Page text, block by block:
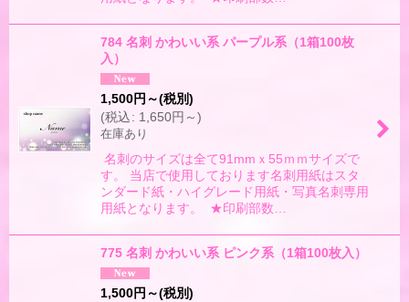
784 名刺 かわいい系 パープル系（1箱100枚
入）
1,500円 ～(税別)
(税込: 1,650円 ～)
在庫あり
名刺のサイズは全て91mmｘ55ｍｍサイズで
す。 当店で使用しております名刺用紙はスタ
ンダード紙・ハイグレード用紙・写真名刺専用
用紙となります。 ★印刷部数…
775 名刺 かわいい系 ピンク系（1箱100枚入）
1,500円 ～(税別)